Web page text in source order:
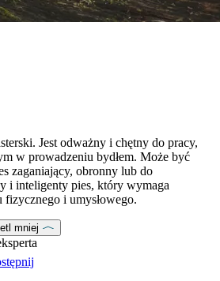
Jest odważny i chętny do pracy,
w prowadzeniu bydłem. Może być
zaganiający, obronny lub do
i inteligenty pies, który wymaga
i umysłowego.
mniej